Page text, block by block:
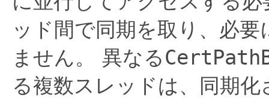
ッド間で同期を取り、必
ません。
異なる
る複数スレッドは、同期